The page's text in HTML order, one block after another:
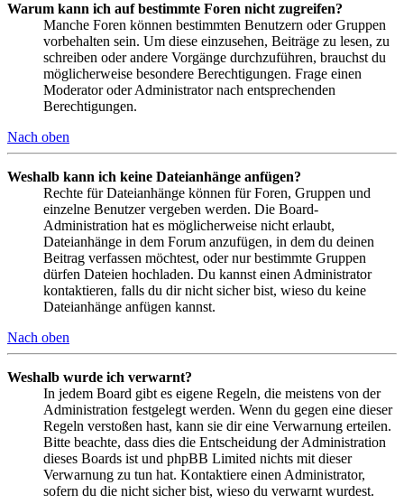
Warum kann ich auf bestimmte Foren nicht zugreifen?
Manche Foren können bestimmten Benutzern oder Gruppen
vorbehalten sein. Um diese einzusehen, Beiträge zu lesen, zu
schreiben oder andere Vorgänge durchzuführen, brauchst du
möglicherweise besondere Berechtigungen. Frage einen
Moderator oder Administrator nach entsprechenden
Berechtigungen.
Nach oben
Weshalb kann ich keine Dateianhänge anfügen?
Rechte für Dateianhänge können für Foren, Gruppen und
einzelne Benutzer vergeben werden. Die Board-
Administration hat es möglicherweise nicht erlaubt,
Dateianhänge in dem Forum anzufügen, in dem du deinen
Beitrag verfassen möchtest, oder nur bestimmte Gruppen
dürfen Dateien hochladen. Du kannst einen Administrator
kontaktieren, falls du dir nicht sicher bist, wieso du keine
Dateianhänge anfügen kannst.
Nach oben
Weshalb wurde ich verwarnt?
In jedem Board gibt es eigene Regeln, die meistens von der
Administration festgelegt werden. Wenn du gegen eine dieser
Regeln verstoßen hast, kann sie dir eine Verwarnung erteilen.
Bitte beachte, dass dies die Entscheidung der Administration
dieses Boards ist und phpBB Limited nichts mit dieser
Verwarnung zu tun hat. Kontaktiere einen Administrator,
sofern du die nicht sicher bist, wieso du verwarnt wurdest.